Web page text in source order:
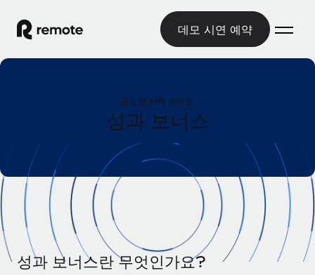
데모 시연 예약
글로벌 고용
글로벌 급여
규정을 준수하며 급여 지급을 손쉽게 처리
기록상 고용주(EOR)
법인 설립 비용 없이 전 세계로 사업을 확장
기록상 계약자
글로벌 서비스 제공
국가별 정보
국가별 글로벌 채용 지원 알아보기
미국 주별 정보
미국 모든 주 전역에서 채용 업무를 간소화
리소스
도구 및 계산기
오분류 리스크 평가 도구
국가별 직원 오분류 리스크 확인
한국어
글로벌 HR 용어집
성과 보너스
성과 보너스란 무엇인가요?